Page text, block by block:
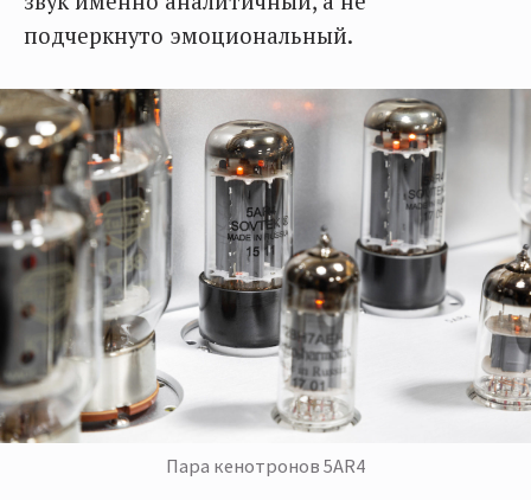
подчеркнуто эмоциональный.
Пара кенотронов 5AR4